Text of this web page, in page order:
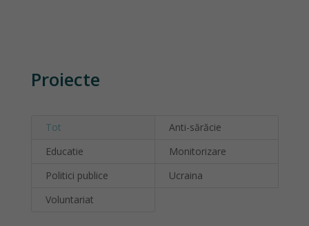
Proiecte
Tot
Anti-sărăcie
Educatie
Monitorizare
Politici publice
Ucraina
Voluntariat